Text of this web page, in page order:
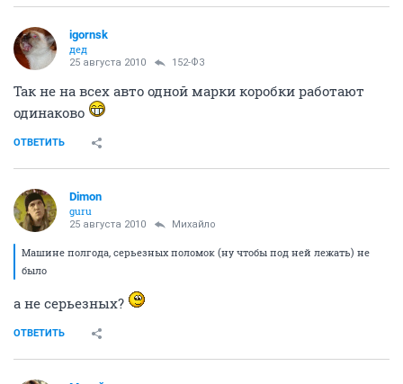
igornsk
дед
25 августа 2010 152-ФЗ
Так не на всех авто одной марки коробки работают
одинаково
ОТВЕТИТЬ
Dimon
guru
25 августа 2010 Михайло
Машине полгода, серьезных поломок (ну чтобы под ней лежать) не
было
а не серьезных?
ОТВЕТИТЬ